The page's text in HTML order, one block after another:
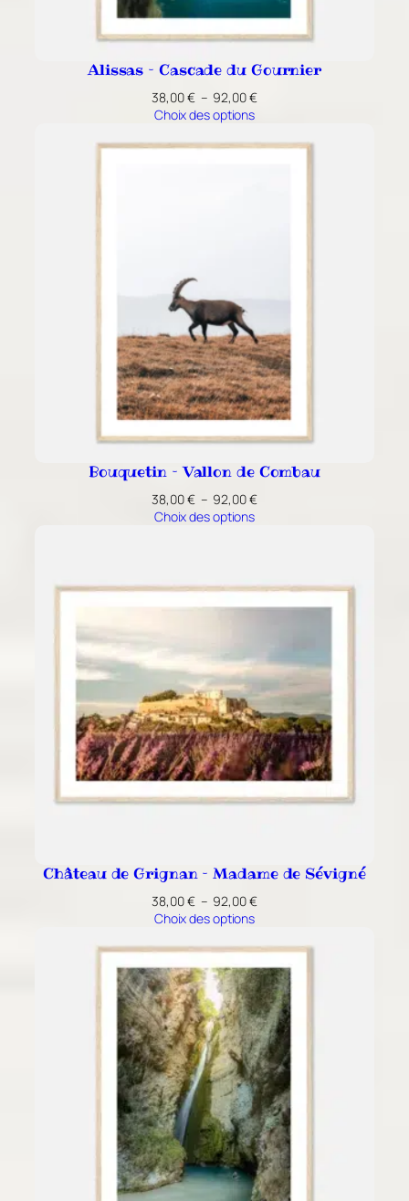
Alissas – Cascade du Gournier
38,00€ – 92,00€Plage
38,00 €
Choix des options
Bouquetin – Vallon de Combau
38,00€ – 92,00€Plage
92,00 €
Choix des options
Château de Grignan – Madame de Sévigné
38,00€ – 92,00€Plage
38,00 €
à
92,00 €
Choix des options